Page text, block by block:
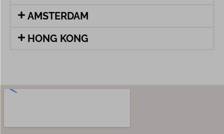
AMSTERDAM
HONG KONG